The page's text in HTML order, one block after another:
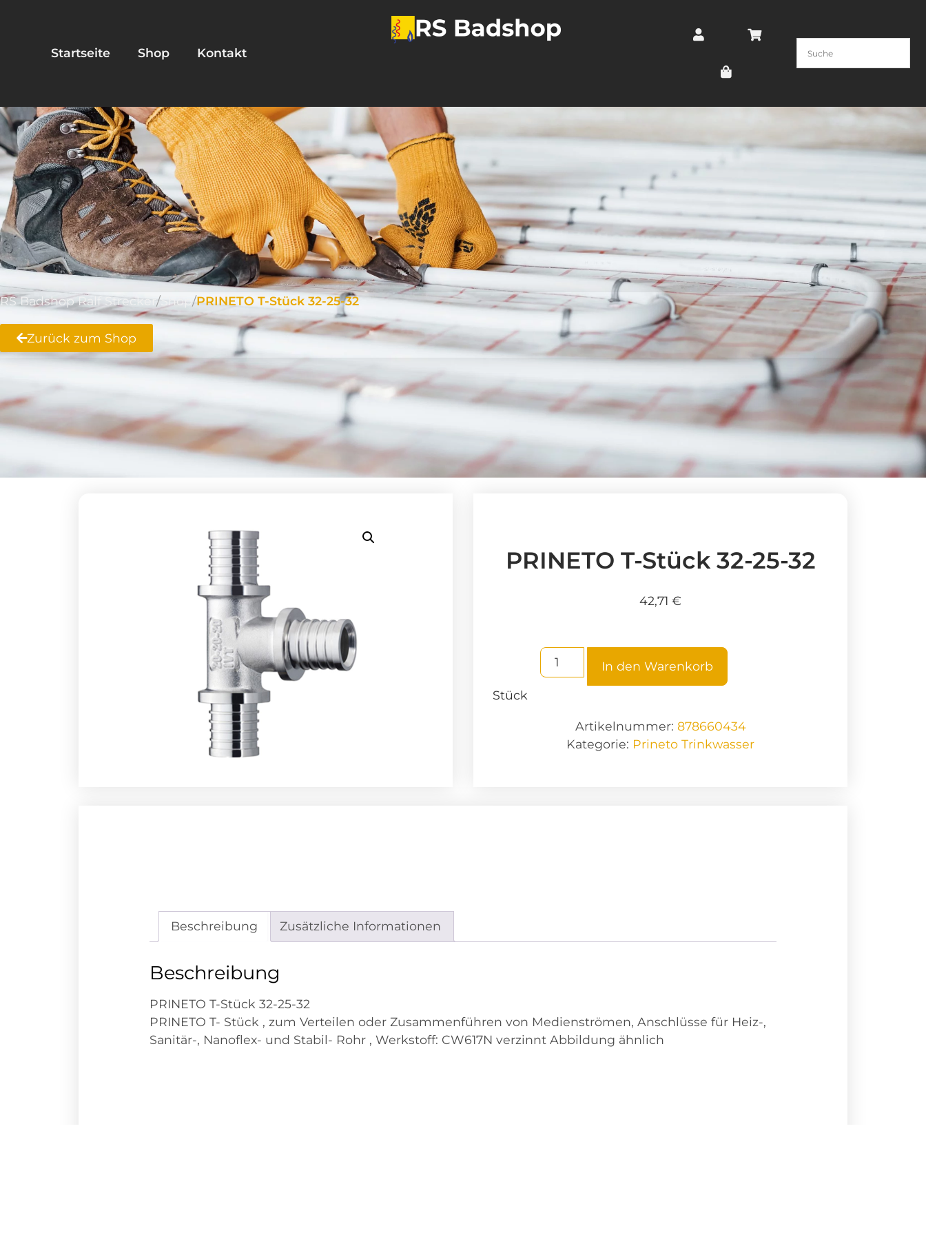
Startseite Shop Kontakt
RS Badshop Ralf Strecker Shop PRINETO T-Stück 32-25-32
Zurück zum Shop
PRINETO T-Stück 32-25-32
42,71 €
Stück
In den Warenkorb
Artikelnummer: 878660434
Kategorie: Prineto Trinkwasser
Beschreibung Zusätzliche Informationen
Beschreibung
PRINETO T-Stück 32-25-32
PRINETO T- Stück , zum Verteilen oder Zusammenführen von Medienströmen, Anschlüsse für Heiz-,
Sanitär-, Nanoflex- und Stabil- Rohr , Werkstoff: CW617N verzinnt Abbildung ähnlich